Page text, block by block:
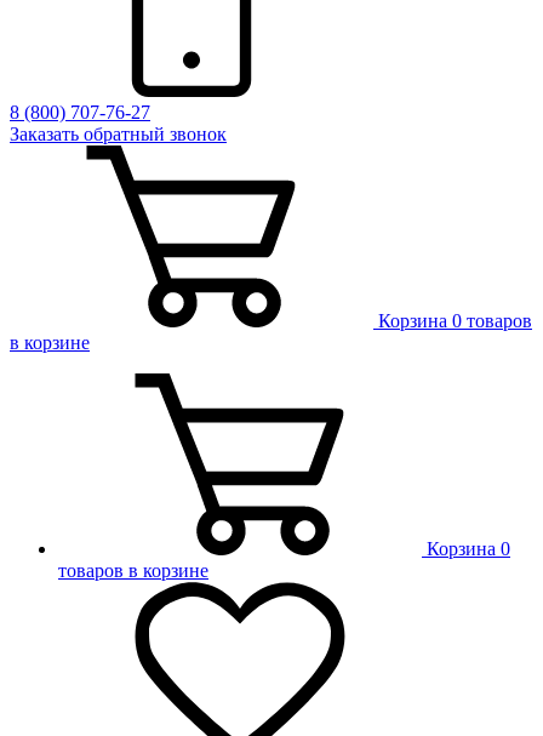
8 (800) 707-76-27
Заказать обратный звонок
Корзина 0 товаров
в корзине
Корзина 0
товаров в корзине